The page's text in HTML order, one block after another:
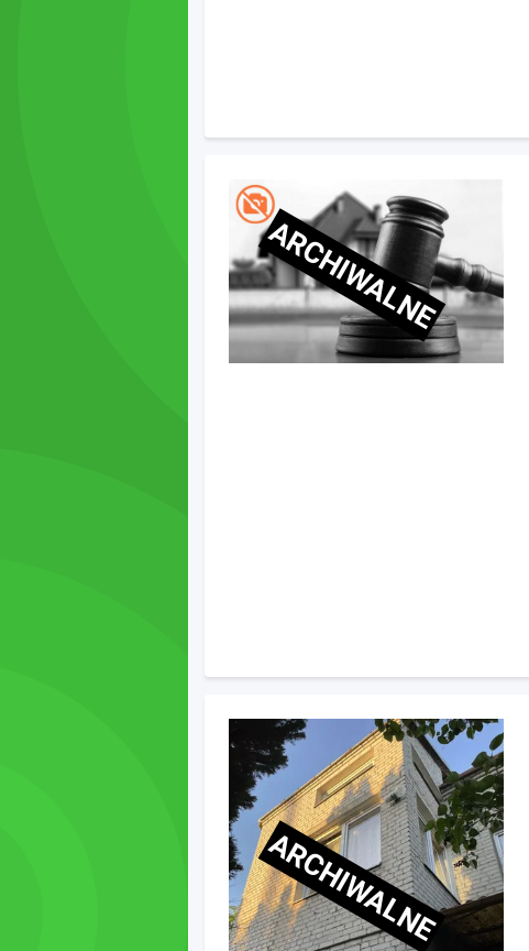
ARCHIWALNE
ARCHIWALNE